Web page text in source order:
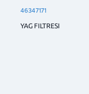
46347171
YAG FILTRESI